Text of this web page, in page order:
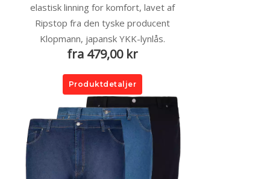
elastisk linning for komfort, lavet af
Ripstop fra den tyske producent
Klopmann, japansk YKK-lynlås.
fra 479,00 kr
Produktdetaljer